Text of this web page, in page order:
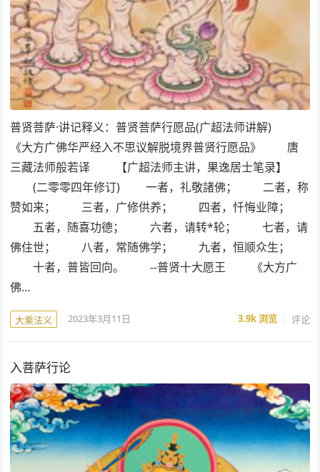
普贤菩萨·讲记释义：普贤菩萨行愿品(广超法师讲解)
《大方广佛华严经入不思议解脱境界普贤行愿品》 唐
三藏法师般若译 【广超法师主讲，果逸居士笔录】
(二零零四年修订) 一者，礼敬諸佛； 二者，称
赞如来； 三者，广修供养； 四者，忏悔业障；
五者，随喜功德； 六者，请转*轮； 七者，请
佛住世； 八者，常随佛学； 九者，恒顺众生；
十者，普皆回向。 --普贤十大愿王 《大方广
佛…
大乘法义 2023年3月11日 3.9k浏览 评论
入菩萨行论